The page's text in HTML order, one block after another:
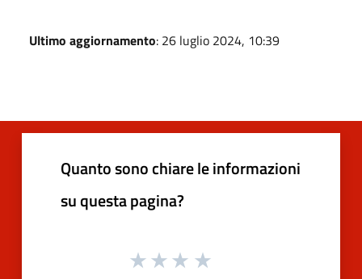
Ultimo aggiornamento: 26 luglio 2024, 10:39
Quanto sono chiare le informazioni
su questa pagina?